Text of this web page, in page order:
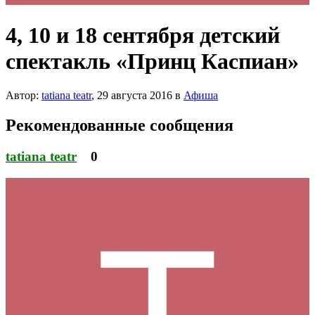
4, 10 и 18 сентября детский
спектакль «Принц Каспиан»
Автор: tatiana teatr, 29 августа 2016 в Афиша
Рекомендованные сообщения
tatiana teatr 0